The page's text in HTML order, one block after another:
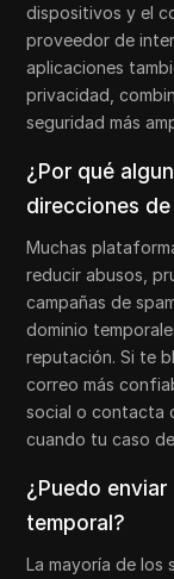
dispositivos y el
proveedor de
aplicaciones
privacidad,
seguridad más
¿Por qué
direcciones
Muchas
reducir abusos,
campañas de
dominio
reputación. Si te
correo más
social o contacta
cuando tu caso
¿Puedo
temporal?
La mayoría de los